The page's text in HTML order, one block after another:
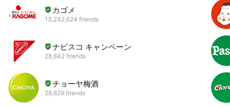
カゴメ
13,242,624 friends
ナビスコ キャンペーン
28,842 friends
チョーヤ梅酒
28,629 friends